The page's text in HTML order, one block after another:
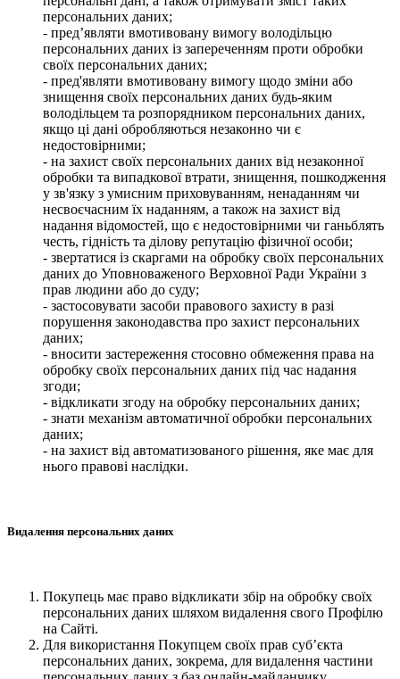
персональних даних;
- пред’являти вмотивовану вимогу володільцю
персональних даних із запереченням проти обробки
своїх персональних даних;
- пред'являти вмотивовану вимогу щодо зміни або
знищення своїх персональних даних будь-яким
володільцем та розпорядником персональних даних,
якщо ці дані обробляються незаконно чи є
недостовірними;
- на захист своїх персональних даних від незаконної
обробки та випадкової втрати, знищення, пошкодження
у зв'язку з умисним приховуванням, ненаданням чи
несвоєчасним їх наданням, а також на захист від
надання відомостей, що є недостовірними чи ганьблять
честь, гідність та ділову репутацію фізичної особи;
- звертатися із скаргами на обробку своїх персональних
даних до Уповноваженого Верховної Ради України з
прав людини або до суду;
- застосовувати засоби правового захисту в разі
порушення законодавства про захист персональних
даних;
- вносити застереження стосовно обмеження права на
обробку своїх персональних даних під час надання
згоди;
- відкликати згоду на обробку персональних даних;
- знати механізм автоматичної обробки персональних
даних;
- на захист від автоматизованого рішення, яке має для
нього правові наслідки.
Видалення персональних даних
Покупець має право відкликати збір на обробку своїх
персональних даних шляхом видалення свого Профілю
на Сайті.
Для використання Покупцем своїх прав суб’єкта
персональних даних, зокрема, для видалення частини